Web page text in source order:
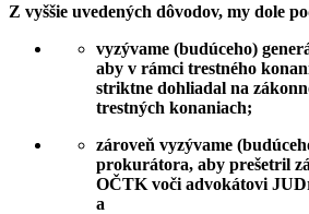
Z vyššie uvedených dôvodov, my dole
vyzývame (budúceho)
aby v rámci trestného
striktne dohliadal na
trestných konaniach;
zároveň vyzývame
prokurátora, aby prešetril
OČTK voči advokátovi
a